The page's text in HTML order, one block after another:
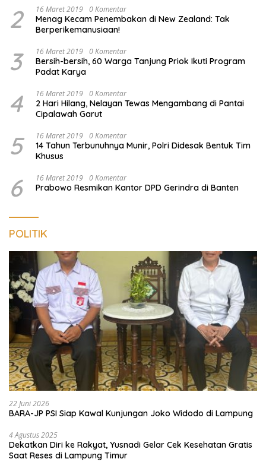
2 16 Maret 2019 0 Komentar
Menag Kecam Penembakan di New Zealand: Tak
Berperikemanusiaan!
3 16 Maret 2019 0 Komentar
Bersih-bersih, 60 Warga Tanjung Priok Ikuti Program
Padat Karya
4 16 Maret 2019 0 Komentar
2 Hari Hilang, Nelayan Tewas Mengambang di Pantai
Cipalawah Garut
5 16 Maret 2019 0 Komentar
14 Tahun Terbunuhnya Munir, Polri Didesak Bentuk Tim
Khusus
6 16 Maret 2019 0 Komentar
Prabowo Resmikan Kantor DPD Gerindra di Banten
POLITIK
22 Juni 2026
BARA-JP PSI Siap Kawal Kunjungan Joko Widodo di Lampung
4 Agustus 2025
Dekatkan Diri ke Rakyat, Yusnadi Gelar Cek Kesehatan Gratis
Saat Reses di Lampung Timur